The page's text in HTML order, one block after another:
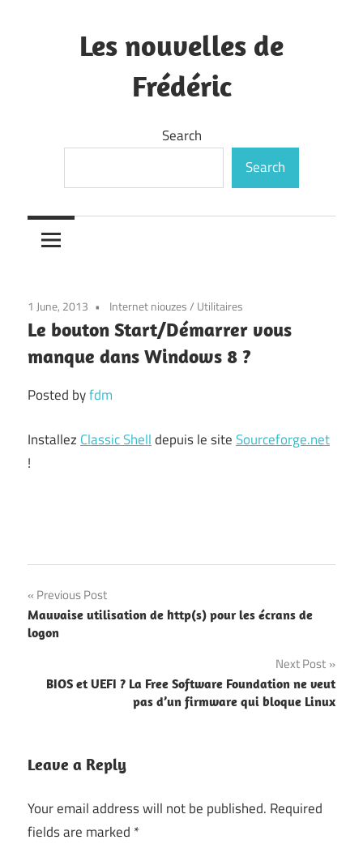
Les nouvelles de
Frédéric
Search
Search
1 June, 2013 Internet niouzes/ Utilitaires
Le bouton Start/Démarrer vous
manque dans Windows 8 ?
Posted byfdm
Installez Classic Shelldepuis le siteSourceforge.net
!
Post
navigation
Previous Post
Mauvaise utilisation de http(s) pour les écrans de
logon
Next Post
BIOS et UEFI ? La Free Software Foundation ne veut
pas d’un firmware qui bloque Linux
Leave a Reply
Your email address will not be published. Required
fields are marked *